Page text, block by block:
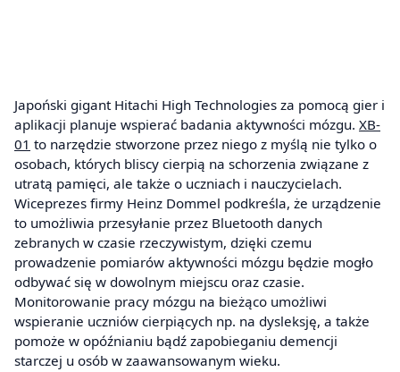
Japoński gigant Hitachi High Technologies za pomocą gier i
aplikacji planuje wspierać badania aktywności mózgu. XB-
01 to narzędzie stworzone przez niego z myślą nie tylko o
osobach, których bliscy cierpią na schorzenia związane z
utratą pamięci, ale także o uczniach i nauczycielach.
Wiceprezes firmy Heinz Dommel podkreśla, że urządzenie
to umożliwia przesyłanie przez Bluetooth danych
zebranych w czasie rzeczywistym, dzięki czemu
prowadzenie pomiarów aktywności mózgu będzie mogło
odbywać się w dowolnym miejscu oraz czasie.
Monitorowanie pracy mózgu na bieżąco umożliwi
wspieranie uczniów cierpiących np. na dysleksję, a także
pomoże w opóźnianiu bądź zapobieganiu demencji
starczej u osób w zaawansowanym wieku.